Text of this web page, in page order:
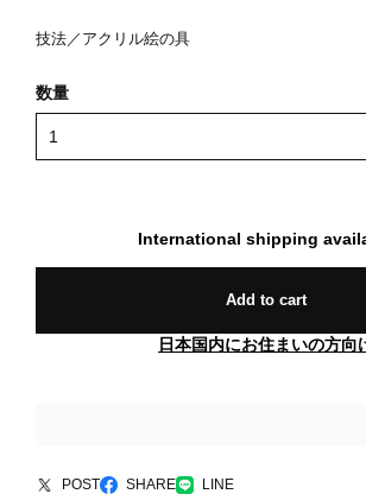
技法／アクリル絵の具
数量
International shipping
Add to cart
日本国内にお住まいの方向
POST SHARE LINE